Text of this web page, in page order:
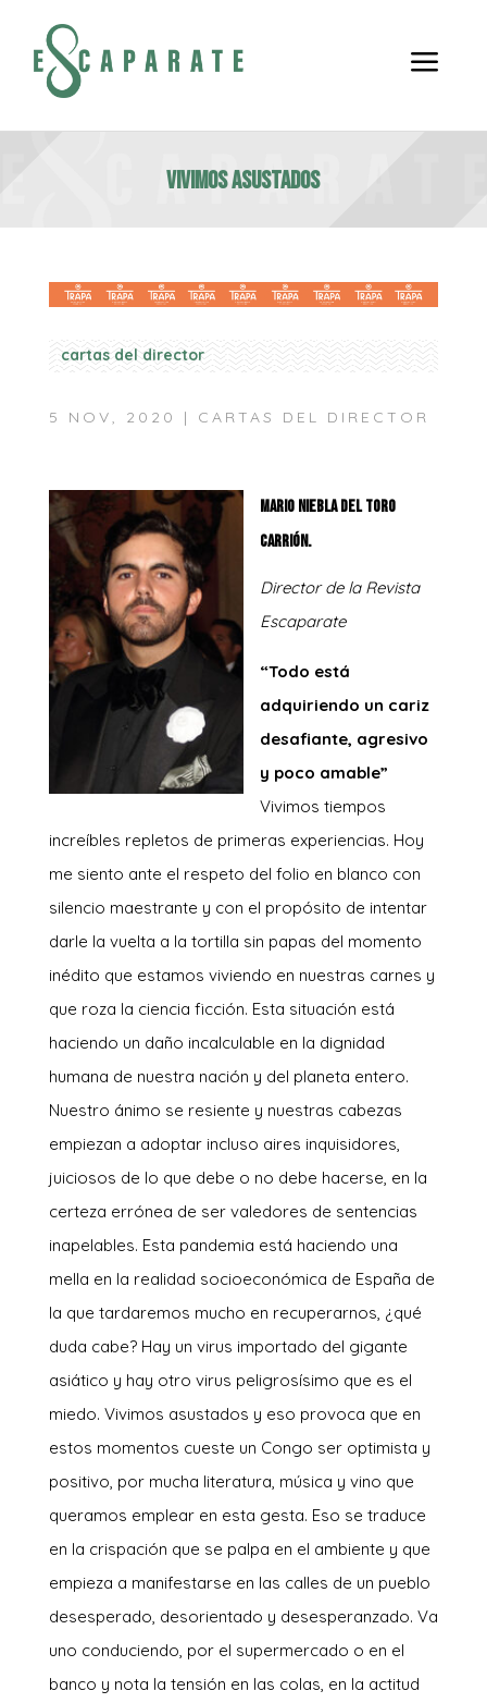
a
Vivimos asustados
cartas del director
5 NOV, 2020 | CARTAS DEL DIRECTOR
Mario Niebla del Toro
Carrión.
Director de la Revista
Escaparate
“Todo está
adquiriendo un cariz
desafiante, agresivo
y poco amable”
Vivimos tiempos
increíbles repletos de primeras experiencias. Hoy
me siento ante el respeto del folio en blanco con
silencio maestrante y con el propósito de intentar
darle la vuelta a la tortilla sin papas del momento
inédito que estamos viviendo en nuestras carnes y
que roza la ciencia ficción. Esta situación está
haciendo un daño incalculable en la dignidad
humana de nuestra nación y del planeta entero.
Nuestro ánimo se resiente y nuestras cabezas
empiezan a adoptar incluso aires inquisidores,
juiciosos de lo que debe o no debe hacerse, en la
certeza errónea de ser valedores de sentencias
inapelables. Esta pandemia está haciendo una
mella en la realidad socioeconómica de España de
la que tardaremos mucho en recuperarnos, ¿qué
duda cabe? Hay un virus importado del gigante
asiático y hay otro virus peligrosísimo que es el
miedo. Vivimos asustados y eso provoca que en
estos momentos cueste un Congo ser optimista y
positivo, por mucha literatura, música y vino que
queramos emplear en esta gesta. Eso se traduce
en la crispación que se palpa en el ambiente y que
empieza a manifestarse en las calles de un pueblo
desesperado, desorientado y desesperanzado. Va
uno conduciendo, por el supermercado o en el
banco y nota la tensión en las colas, en la actitud